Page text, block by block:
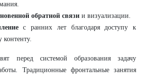
обратной связи и визуализации.
с ранних лет благодаря доступу к
контенту.
перед системой образования задачу
Традиционные фронтальные занятия